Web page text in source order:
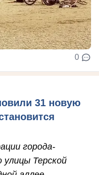
0
31 новую
города-
улицы Терской